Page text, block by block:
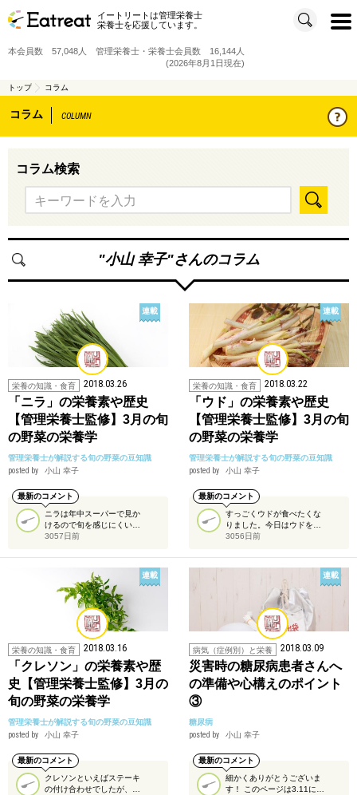
イートリートは管理栄養士
栄養士を応援しています。
t
o
i
a
i
o
本会員数 57,048人 管理栄養士・栄養士会員数 16,144人
(2026年8月1日現在)
トップ コラム
コラム COLUMN
コラム検索
"小山 幸子"さんのコラム
連載
栄養の知識・食育 2018.03.26
「ニラ」の栄養素や歴史
【管理栄養士監修】3月の旬
の野菜の栄養学
管理栄養士が解説する旬の野菜の豆知識
posted by
小山 幸子
最新のコメント
ニラは年中スーパーで見か
けるので旬を感じにくい…
3057日前
連載
栄養の知識・食育 2018.03.22
「ウド」の栄養素や歴史
【管理栄養士監修】3月の旬
の野菜の栄養学
管理栄養士が解説する旬の野菜の豆知識
posted by
小山 幸子
最新のコメント
すっごくウドが食べたくな
りました。今日はウドを…
3056日前
連載
栄養の知識・食育 2018.03.16
「クレソン」の栄養素や歴
史【管理栄養士監修】3月の
旬の野菜の栄養学
管理栄養士が解説する旬の野菜の豆知識
posted by
小山 幸子
最新のコメント
クレソンといえばステーキ
の付け合わせでしたが、…
連載
病気（症例別）と栄養 2018.03.09
災害時の糖尿病患者さんへ
の準備や心構えのポイント
③
糖尿病
posted by
小山 幸子
最新のコメント
細かくありがとうございま
す！ このページは3.11に…